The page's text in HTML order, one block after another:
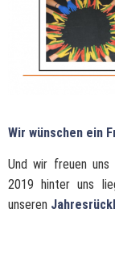
Wir wünschen ein
Und wir freuen uns
2019 hinter uns
unseren